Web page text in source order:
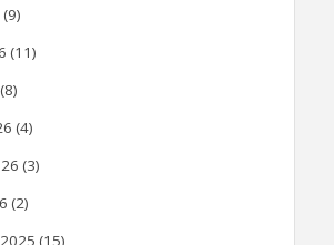
(9)
(11)
(8)
(4)
(3)
(2)
(15)